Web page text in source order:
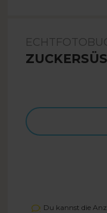
Du kannst die